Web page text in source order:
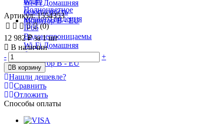
Артикул: 1554353
(0)
12 982 ₽за 1 шт
В наличии
-
+
В корзину
Нашли дешевле?
Сравнить
Отложить
Способы оплаты